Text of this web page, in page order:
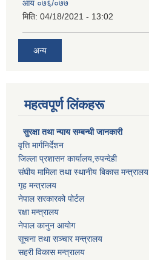
आय ०७६/०७७
मिति: 04/18/2021 - 13:02
अन्य
महत्वपूर्ण लिंकहरू
सुरक्षा तथा न्याय सम्बन्धी जानकारी
वृत्ति मार्गनिर्देशन
जिल्ला प्रशासन कार्यालय,रुपन्देही
संघीय मामिला तथा स्थानीय बिकास मन्त्रालय
गृह मन्त्रालय
नेपाल सरकारको पोर्टल
रक्षा मन्त्रालय
नेपाल कानुन आयोग
सूचना तथा सञ्चार मन्त्रालय
सहरी विकास मन्त्रालय